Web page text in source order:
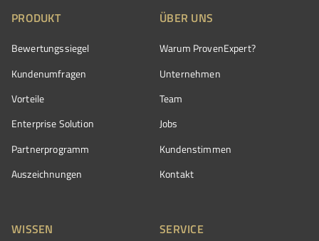
PRODUKT
Bewertungssiegel
Kundenumfragen
Vorteile
Enterprise Solution
Partnerprogramm
Auszeichnungen
ÜBER UNS
Warum ProvenExpert?
Unternehmen
Team
Jobs
Kundenstimmen
Kontakt
WISSEN SERVICE